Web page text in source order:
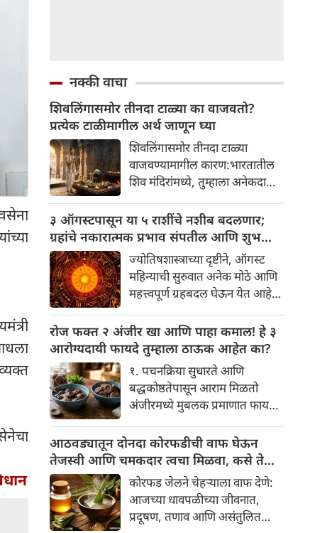
नक्की वाचा
शिवलिंगासमोर तीनदा टाळ्या का वाजवतो?
प्रत्येक टाळीमागील अर्थ जाणून घ्या
शिवलिंगासमोर तीनदा टाळ्या
वाजवण्यामागील कारण:भारतातील
शिव मंदिरांमध्ये, तुम्हाला अनेकदा
वाजवताना दिसतील. ही एक सामान्य
प्रथा आहे, पण तुम्ही कधी विचार
केला आहे का की यामागे काय रहस्य
आहे आणि प्रत्येक टाळीचा अर्थ काय
आहे? हा केवळ एक विधी नाही, तर
यामागे खोलवर रुजलेल्या पौराणिक
श्रद्धा, आध्यात्मिक अर्थ आणि काही
वैज्ञानिक तर्कदेखील आहेत. चला, या
अनोख्या परंपरेमागील अर्थ
सविस्तरपणे समजून घेऊया.
३ ऑगस्टपासून या ५ राशींचे नशीब बदलणार;
ग्रहांचे नकारात्मक प्रभाव संपतील आणि शुभ
दिवसांची सुरुवात होईलज्योतिषशास्त्राच्या दृष्टीने, ऑगस्ट
महिन्याची सुरुवात अनेक मोठे आणि
महत्त्वपूर्ण ग्रहबदल घेऊन येत आहे.
हालचाल अनेक राशींच्या जीवनात
सकारात्मक बदल घडवून आणणार
आहे. विशेषतः ३ ऑगस्ट रोजी एक
अत्यंत दुर्मिळ आणि फलदायी
ग्रहस्थिती (संयोग) तयार होत आहे.
या दिवशी तयार होणारे शुभ योग,
ग्रहांची स्थिती आणि या गोचरमुळे
ज्यांचे नशीब उजळणार आहे अशा
भाग्यवान राशींबद्दल आपण जाणून
घेऊया!
रोज फक्त २ अंजीर खा आणि पाहा कमाल! हे ३
आरोग्यदायी फायदे तुम्हाला ठाऊक आहेत का?
१. पचनक्रिया सुधारते आणि
बद्धकोष्ठतेपासून आराम मिळतो
अंजीरमध्ये मुबलक प्रमाणात फायबर
बद्धकोष्ठता, गॅस किंवा अपचनाचा
त्रास होत असेल, तर अंजीर
तुमच्यासाठी वरदान ठरू शकते. हे
आतड्यांची स्वच्छता ठेवण्यास मदत
करते. पचनसंस्था मजबूत करून पोट
साफ होण्यास मदत करते.
आठवड्यातून दोनदा कोरफडीची वाफ घेऊन
तेजस्वी आणि चमकदार त्वचा मिळवा, कसे ते
जाणून घ्या
कोरफड जेलने चेहऱ्याला वाफ देणे:
आजच्या धावपळीच्या जीवनात,
प्रदूषण, तणाव आणि असंतुलित